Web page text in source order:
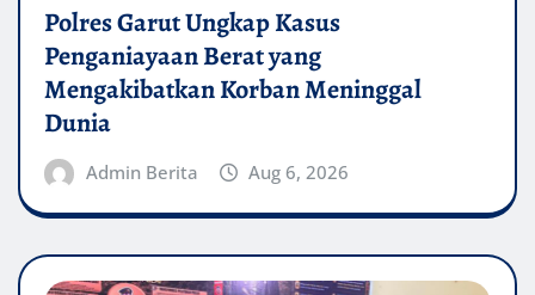
Polres Garut Ungkap Kasus
Penganiayaan Berat yang
Mengakibatkan Korban Meninggal
Dunia
Admin Berita Aug 6, 2026